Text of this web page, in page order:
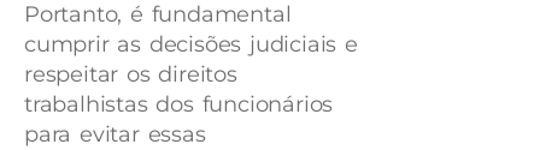
Portanto, é fundamental
cumprir as decisões judiciais e
respeitar os direitos
trabalhistas dos funcionários
para evitar essas